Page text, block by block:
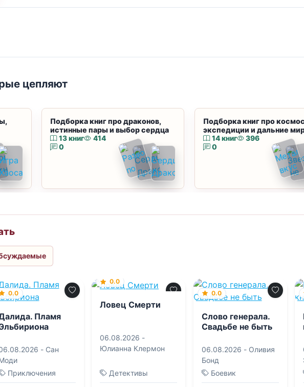
цепляют
Подборка книг про драконов,
истинные пары и выбор сердца
13 книг
414
0
Подборка книг про
экспедиции и дальние
14 книг
396
0
0.0
Пламя
- Сан
Приключения
0.0
Ловец Смерти
06.08.2026 -
Юлианна Клермон
Детективы
0.0
Слово генерала.
Свадьбе не быть
06.08.2026 - Оливия
Бонд
Боевик